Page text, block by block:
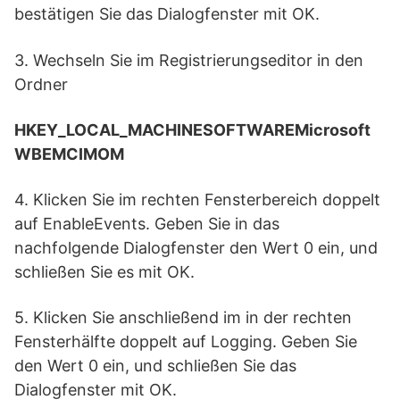
bestätigen Sie das Dialogfenster mit OK.
3. Wechseln Sie im Registrierungseditor in den
Ordner
HKEY_LOCAL_MACHINESOFTWAREMicrosoft
WBEMCIMOM
4. Klicken Sie im rechten Fensterbereich doppelt
auf EnableEvents. Geben Sie in das
nachfolgende Dialogfenster den Wert 0 ein, und
schließen Sie es mit OK.
5. Klicken Sie anschließend im in der rechten
Fensterhälfte doppelt auf Logging. Geben Sie
den Wert 0 ein, und schließen Sie das
Dialogfenster mit OK.